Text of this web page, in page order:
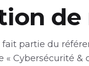
de
partie du
« Cybersécurité &